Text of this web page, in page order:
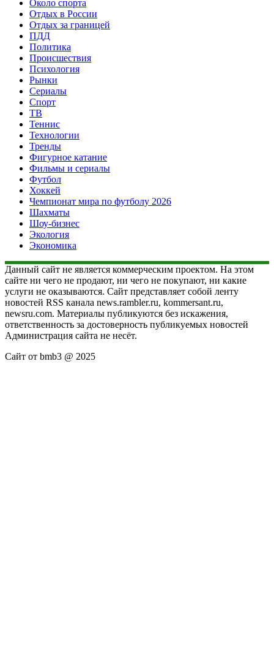
Около спорта
Отдых в России
Отдых за границей
ПДД
Политика
Происшествия
Психология
Рынки
Сериалы
Спорт
ТВ
Теннис
Технологии
Тренды
Фигурное катание
Фильмы и сериалы
Футбол
Хоккей
Чемпионат мира по футболу 2026
Шахматы
Шоу-бизнес
Экология
Экономика
Данный сайт не является коммерческим проектом. На этом
сайте ни чего не продают, ни чего не покупают, ни какие
услуги не оказываются. Сайт представляет собой ленту
новостей RSS канала news.rambler.ru, kommersant.ru,
newsru.com. Материалы публикуются без искажения,
ответственность за достоверность публикуемых новостей
Администрация сайта не несёт.
Сайт от bmb3 @ 2025